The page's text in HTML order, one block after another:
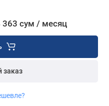
363 сум / месяц
заказ